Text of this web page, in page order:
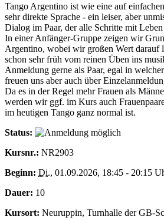
Tango Argentino ist wie eine auf
sehr direkte Sprache - ein leiser, aber
Dialog im Paar, der alle Schritte mit
In einer Anfänger-Gruppe zeigen wir
Argentino, wobei wir großen Wert darauf
schon sehr früh vom reinen Üben ins
Anmeldung gerne als Paar, egal in
freuen uns aber auch über
Da es in der Regel mehr Frauen als
werden wir ggf. im Kurs auch
im heutigen Tango ganz normal ist.
Status:
Kursnr.: NR2903
Beginn: Di., 01.09.2026, 18:45 - 20:15
Dauer: 10
Kursort: Neuruppin, Turnhalle der GB-